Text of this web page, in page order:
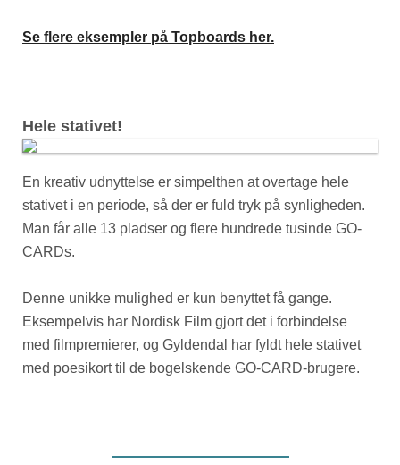
Se flere eksempler på Topboards her.
Hele stativet!
En kreativ udnyttelse er simpelthen at overtage hele
stativet i en periode, så der er fuld tryk på synligheden.
Man får alle 13 pladser og flere hundrede tusinde GO-
CARDs.
Denne unikke mulighed er kun benyttet få gange.
Eksempelvis har Nordisk Film gjort det i forbindelse
med filmpremierer, og Gyldendal har fyldt hele stativet
med poesikort til de bogelskende GO-CARD-brugere.